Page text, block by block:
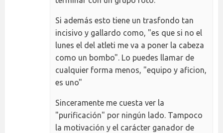
Si además esto tiene un trasfondo tan
incisivo y gallardo como, "es que si no el
lunes el del atleti me va a poner la cabeza
como un bombo". Lo puedes llamar de
cualquier forma menos, "equipo y aficion,
es uno"
Sinceramente me cuesta ver la
"purificación" por ningún lado. Tampoco
la motivación y el carácter ganador de